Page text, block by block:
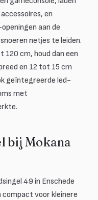
en
aan de
netjes te leiden.
120 cm, houd dan een
en 12 tot 15 cm
geïntegreerde led-
met
bij Mokana
49 in Enschede
voor kleinere